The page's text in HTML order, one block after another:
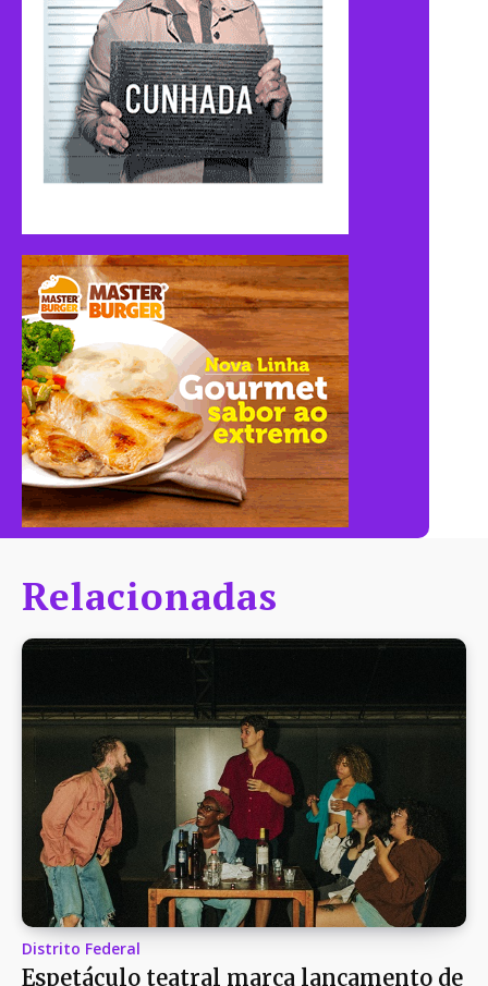
Relacionadas
Distrito Federal
Espetáculo teatral marca lançamento de